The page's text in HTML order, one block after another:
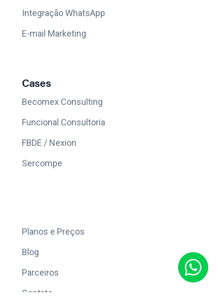
Integração WhatsApp
E-mail Marketing
Cases
Becomex Consulting
Funcional Consultoria
FBDE / Nexion
Sercompe
Planos e Preços
Blog
Parceiros
Contato